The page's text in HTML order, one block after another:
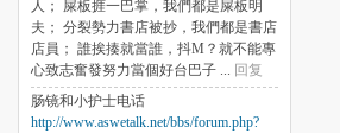
人； 屎板捱一巴掌，我們都是屎板明
夫； 分裂勢力書店被抄，我們都是書店
店員； 誰挨揍就當誰，抖M？就不能專
心致志奮發努力當個好台巴子 ... 回复
肠镜和小护士电话
http://www.aswetalk.net/bbs/forum.php?